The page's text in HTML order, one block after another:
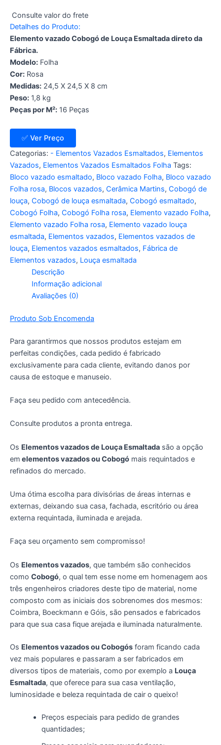
Consulte valor do frete
Detalhes do Produto:
Elemento vazado Cobogó de Louça Esmaltada direto da
Fábrica.
Modelo: Folha
Cor: Rosa
Medidas: 24,5 X 24,5 X 8 cm
Peso: 1,8 kg
Peças por M²: 16 Peças
✅ Ver Preço
Categorias: - Elementos Vazados Esmaltados, Elementos
Vazados, Elementos Vazados Esmaltados Folha Tags:
Bloco vazado esmaltado, Bloco vazado Folha, Bloco vazado
Folha rosa, Blocos vazados, Cerâmica Martins, Cobogó de
louça, Cobogó de louça esmaltada, Cobogó esmaltado,
Cobogó Folha, Cobogó Folha rosa, Elemento vazado Folha,
Elemento vazado Folha rosa, Elemento vazado louça
esmaltada, Elementos vazados, Elementos vazados de
louça, Elementos vazados esmaltados, Fábrica de
Elementos vazados, Louça esmaltada
Descrição
Informação adicional
Avaliações (0)
Produto Sob Encomenda
Para garantirmos que nossos produtos estejam em
perfeitas condições, cada pedido é fabricado
exclusivamente para cada cliente, evitando danos por
causa de estoque e manuseio.
Faça seu pedido com antecedência.
Consulte produtos a pronta entrega.
Os Elementos vazados de Louça Esmaltada são a opção
em elementos vazados ou Cobogó mais requintados e
refinados do mercado.
Uma ótima escolha para divisórias de áreas internas e
externas, deixando sua casa, fachada, escritório ou área
externa requintada, iluminada e arejada.
Faça seu orçamento sem compromisso!
Os Elementos vazados, que também são conhecidos
como Cobogó, o qual tem esse nome em homenagem aos
três engenheiros criadores deste tipo de material, nome
composto com as iniciais dos sobrenomes dos mesmos:
Coimbra, Boeckmann e Góis, são pensados e fabricados
para que sua casa fique arejada e iluminada naturalmente.
Os Elementos vazados ou Cobogós foram ficando cada
vez mais populares e passaram a ser fabricados em
diversos tipos de materiais, como por exemplo a Louça
Esmaltada, que oferece para sua casa ventilação,
luminosidade e beleza requintada de cair o queixo!
Preços especiais para pedido de grandes
quantidades;